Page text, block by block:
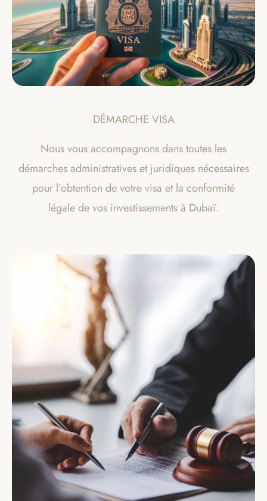
DÉMARCHE VISA
Nous vous accompagnons dans toutes les
démarches administratives et juridiques nécessaires
pour l’obtention de votre visa et la conformité
légale de vos investissements à Dubaï.